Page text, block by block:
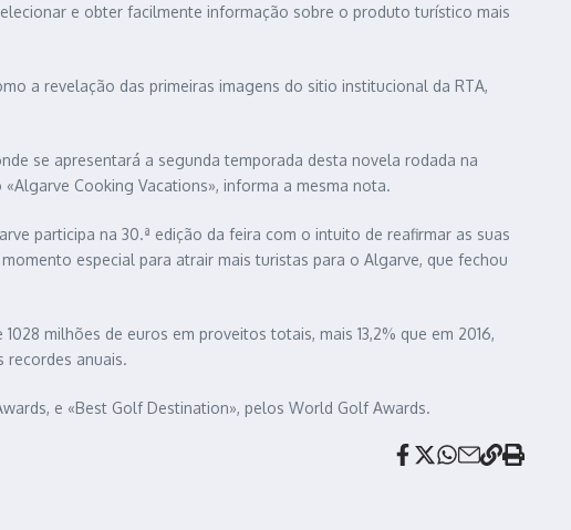
e obter facilmente informação sobre o produto turístico mais
a revelação das primeiras imagens do sitio institucional da RTA,
se apresentará a segunda temporada desta novela rodada na
Cooking Vacations», informa a mesma nota.
participa na 30.ª edição da feira com o intuito de reafirmar as suas
especial para atrair mais turistas para o Algarve, que fechou
milhões de euros em proveitos totais, mais 13,2% que em 2016,
recordes anuais.
e «Best Golf Destination», pelos World Golf Awards.